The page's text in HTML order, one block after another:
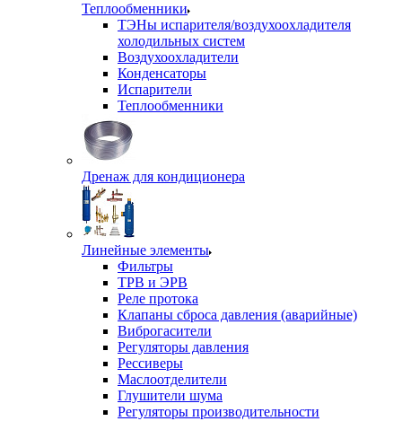
Теплообменники
ТЭНы испарителя/воздухоохладителя
холодильных систем
Воздухоохладители
Конденсаторы
Испарители
Теплообменники
Дренаж для кондиционера
Линейные элементы
Фильтры
ТРВ и ЭРВ
Реле протока
Клапаны сброса давления (аварийные)
Виброгасители
Регуляторы давления
Рессиверы
Маслоотделители
Глушители шума
Регуляторы производительности